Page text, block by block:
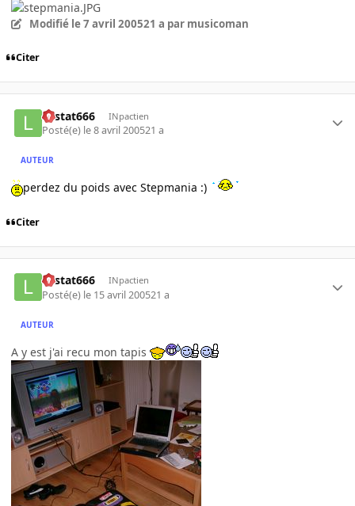
Modifié le 7 avril 200521 a par musicoman
Citer
Lestat666 INpactien
Posté(e) le 8 avril 200521 a
AUTEUR
perdez du poids avec Stepmania :)
Citer
Lestat666 INpactien
Posté(e) le 15 avril 200521 a
AUTEUR
A y est j'ai recu mon tapis